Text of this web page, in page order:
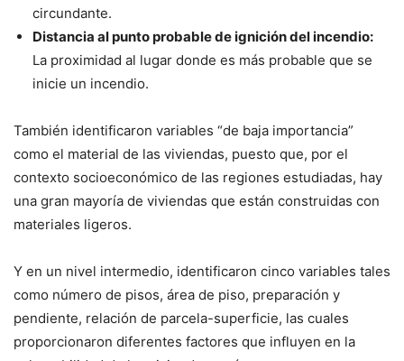
circundante.
Distancia al punto probable de ignición del incendio:
La proximidad al lugar donde es más probable que se
inicie un incendio.
También identificaron variables “de baja importancia”
como el material de las viviendas, puesto que, por el
contexto socioeconómico de las regiones estudiadas, hay
una gran mayoría de viviendas que están construidas con
materiales ligeros.
Y en un nivel intermedio, identificaron cinco variables tales
como número de pisos, área de piso, preparación y
pendiente, relación de parcela-superficie, las cuales
proporcionaron diferentes factores que influyen en la